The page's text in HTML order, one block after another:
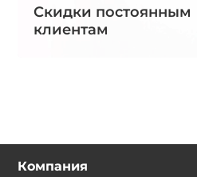
Скидки постоянным
клиентам
Компания